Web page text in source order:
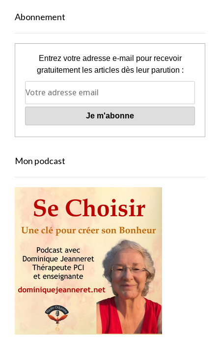
Abonnement
Entrez votre adresse e-mail pour recevoir
gratuitement les articles dès leur parution :
Mon podcast